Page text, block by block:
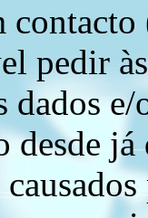
pedir
desde